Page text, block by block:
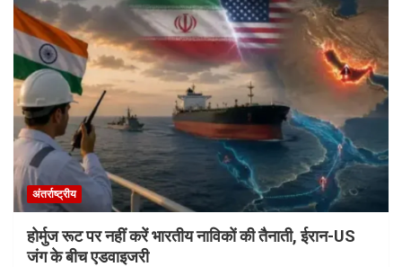
अंतर्राष्ट्रीय
होर्मुज रूट पर नहीं करें भारतीय नाविकों की तैनाती, ईरान-US
जंग के बीच एडवाइजरी